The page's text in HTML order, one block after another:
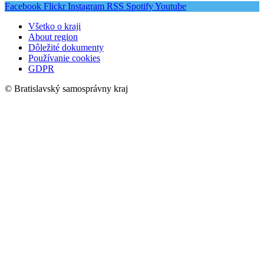
Facebook Flickr Instagram RSS SpotifyYoutube
Všetko o kraji
About region
Dôležité dokumenty
Používanie cookies
GDPR
© Bratislavský samosprávny kraj